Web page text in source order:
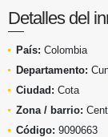
Detalles del
País: Colombia
Departamento:
Ciudad: Cota
Zona / barrio:
Código: 9090663